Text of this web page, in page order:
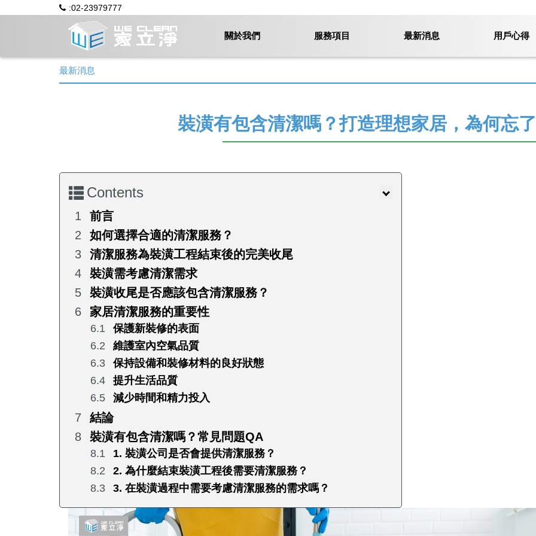
:02-23979777
關於我們 服務項目 最新消息 用戶心得
最新消息
裝潢有包含清潔嗎？打造理想家居，為何忘
Contents
前言
如何選擇合適的清潔服務？
清潔服務為裝潢工程結束後的完美收尾
裝潢需考慮清潔需求
裝潢收尾是否應該包含清潔服務？
家居清潔服務的重要性
保護新裝修的表面
維護室內空氣品質
保持設備和裝修材料的良好狀態
提升生活品質
減少時間和精力投入
結論
裝潢有包含清潔嗎？常見問題QA
1. 裝潢公司是否會提供清潔服務？
2. 為什麼結束裝潢工程後需要清潔服務？
3. 在裝潢過程中需要考慮清潔服務的需求嗎？